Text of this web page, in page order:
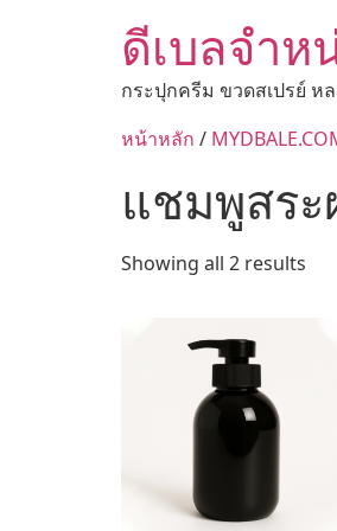
ดีเบลจำห
กระปุกครีม ขวดสเปรย์ ห
หน้าหลัก /
แชมพูสร
Showing all 2 results